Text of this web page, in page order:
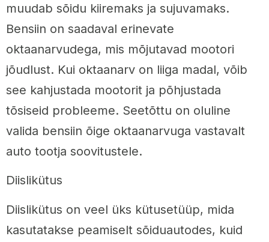
muudab sõidu kiiremaks ja sujuvamaks.
Bensiin on saadaval erinevate
oktaanarvudega, mis mõjutavad mootori
jõudlust. Kui oktaanarv on liiga madal, võib
see kahjustada mootorit ja põhjustada
tõsiseid probleeme. Seetõttu on oluline
valida bensiin õige oktaanarvuga vastavalt
auto tootja soovitustele.
Diislikütus
Diislikütus on veel üks kütusetüüp, mida
kasutatakse peamiselt sõiduautodes, kuid